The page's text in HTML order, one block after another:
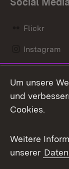
Flickr
Instagram
Mastodon
Messenger
Social Wall
X / Twitter
Um unsere
und
Cookies.
Weitere
unserer